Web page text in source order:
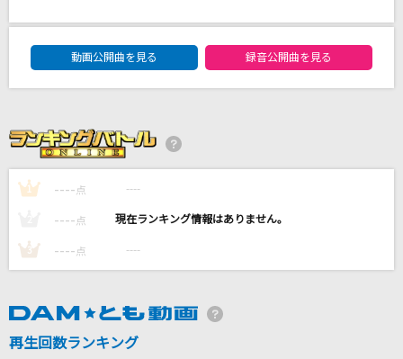
雨とカプチーノ
れるりり feat.初音ミク
KICK BACK (「チェンソーマン」TV Size)
東京
n-buna feat.初音ミク
DAM★ともボーカルエントリーランキング
動画公開曲を見る
録音公開曲を見る
1 ---- 点 ----
---- 点 ----
3 ---- 点 ----
再生回数ランキング